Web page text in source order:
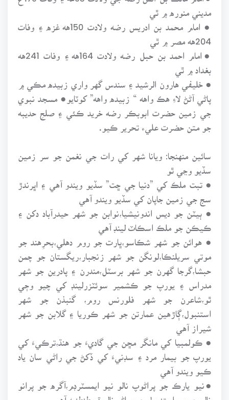
● امام محمد بن ادريس رضه ولادت 150هه غزه ۽ وفات
بغداد ۾ ٿي
● خليفي هارون الرشيد ۽ سندس گهر واري زبيده مڪي ۾
پاڻي آڻڻ لاءِ هڪ واهه “ زبيده واهه” کوٽايو● مسجد نبوي
جي زمين حضرت ابوبڪر رضه خريد ڪئي ۽ صلحِ حديبه
جو متن حضرت عليء تحرير ڪيو.
سائين منهنجا: ويانا شهر کي رات جي نغمن جو سر زمين
سڏيو وڃي ٿو
● تبت ملڪ کي ”دنيا جي ڇت” سڏيو ويندو آهي ۽ اڀرندڙ
سج جي زمين جاپان کي سڏيو ويندو آهي
● ٻيٽن جو ديس اندونيشيا،نوابن جو شهر حيدرآباد دکن ۽
ڪيڪن جو ملڪ اسڪاٽ لينڊ آهي
● هوائن جو شهر شڪاسو،ڀارت جو روم دهلي،بحرِهند جو
موتي سريلنڪا،لونگن جو شهر زنجبار،ريگستان جو چمن
حبشا،گرجا گهرن جو شهر برسٽل،مندرن ۽ پادرين جو شهر
مدراس ۽ يورپ جو ڪشمير سوئٽزرلينڊ کي چيو وڄي
ٿو،شاعرن جو شهر فلورنس روم، گنبذن جو شهر
استنبول،ڳاڙهين عمارتن جو شهر ڪوريا ۽ گلابن جو شهر
شيراز آهي
● ڪولمبيا کي مانگر مڇن جي گاديءَ جو هنڌ،ترڪيءَ کي
يورپ جو بيمار مرد ۽ سڊنيءَ کي ڏکڻ جي راڻي سان ياد
ڪيو ويندو آهي
●نيو يارڪ جو پراڻوپ نالو نيو ايمسٽرڊم،آگره جو پرانو
نالو جيپور،استنبول جو پراڻو نالو قسطنطنيه آهي